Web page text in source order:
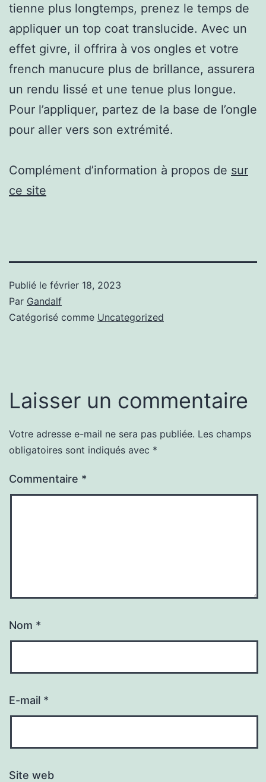
tienne plus longtemps, prenez le temps de
appliquer un top coat translucide. Avec un
effet givre, il offrira à vos ongles et votre
french manucure plus de brillance, assurera
un rendu lissé et une tenue plus longue.
Pour l’appliquer, partez de la base de l’ongle
pour aller vers son extrémité.
Complément d’information à propos de sur
ce site
Publié le février 18, 2023
Par Gandalf
Catégorisé comme Uncategorized
Laisser un commentaire
Votre adresse e-mail ne sera pas publiée. Les champs
obligatoires sont indiqués avec *
Commentaire *
Nom *
E-mail *
Site web